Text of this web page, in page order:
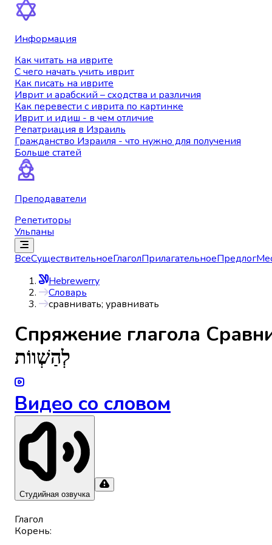
Информация
Как читать на иврите
С чего начать учить иврит
Как писать на иврите
Иврит и арабский – сходства и различия
Как перевести с иврита по картинке
Иврит и идиш - в чем отличие
Репатриация в Израиль
Гражданство Израиля - что нужно для получения
Больше статей
Преподаватели
Репетиторы
Ульпаны
ВсеСуществительноеГлаголПрилагательноеПредлог
Hebrewerry
Словарь
сравнивать; уравнивать
Спряжениe глагола
לְהַשְׁווֹת
Видео со словом
Студийная озвучка
Глагол
Корень: